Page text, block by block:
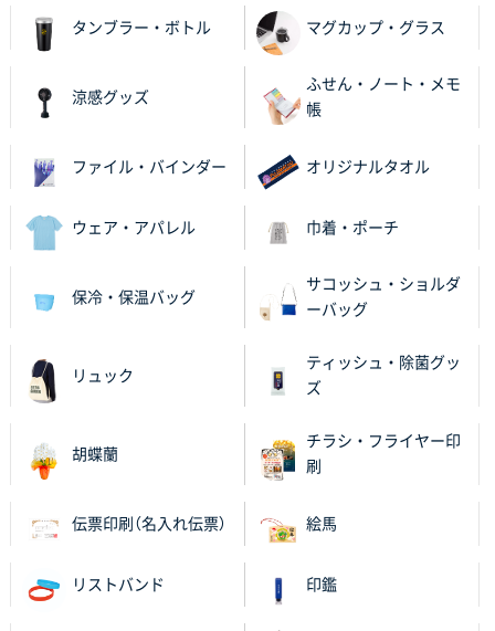
神奈川県のお客様
のし文言が変更できたのと価格。
千葉県M社様
ワンポイント箔押し紙袋 Sサイズ(A5対応)
2025年11月06日 14:57
営業ご担当者さまより、ご丁寧なサポートをいただ
き、他のネット印刷サービスよりも安心して購入まで
進められました。
【ポリ袋】特別ご注文ページ
3000枚
昨年利用した時に、納期と金額面でかなり業者さんを
比較して決めさせていただきました。 昨年注文分も、
納期がギリギリだったにも関わらず、丁寧に対応して
対応を頂いており助かっております。
和歌山県S社様
タンブラー・ボトル マグカップ・グラス
涼感グッズ
ふせん・ノート・メモ
帳
ファイル・バインダー オリジナルタオル
ウェア・アパレル 巾着・ポーチ
保冷・保温バッグ
サコッシュ・ショルダ
ーバッグ
リュック
ティッシュ・除菌グッ
ズ
胡蝶蘭
チラシ・フライヤー印
刷
伝票印刷（名入れ伝票） 絵馬
リストバンド 印鑑